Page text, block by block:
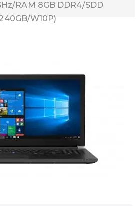
RAM 8GB DDR4/SDD
W10P)